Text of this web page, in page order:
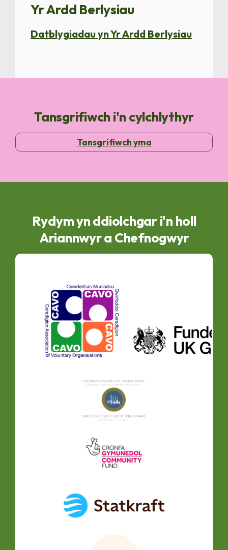
Yr Ardd Berlysiau
Datblygiadau yn Yr Ardd Berlysiau
Tansgrifiwch i'n cylchlythyr
Tansgrifiwch yma
Rydym yn ddiolchgar i'n holl
Ariannwyr a Chefnogwyr